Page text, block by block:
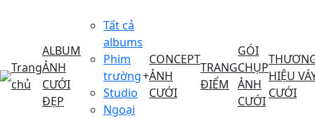
Trang
chủ
ALBUM
ẢNH
CƯỚI
ĐẸP
Tất cả
albums
Phim
trường
Studio
Ngoại
+
CONCEPT
ẢNH
CƯỚI
TRANG
ĐIỂM
GÓI
CHỤP
ẢNH
CƯỚI
HIỆU
CƯỚI